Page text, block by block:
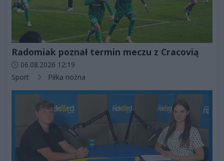
Radomiak poznał termin meczu z Cracovią
Data dodania artykułu:
06.08.2026 12:19
Kategorie artykułu:
Sport Piłka nożna